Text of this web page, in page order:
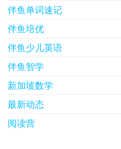
伴鱼单词速记
伴鱼培优
伴鱼少儿英语
伴鱼智学
新加坡数学
最新动态
阅读营